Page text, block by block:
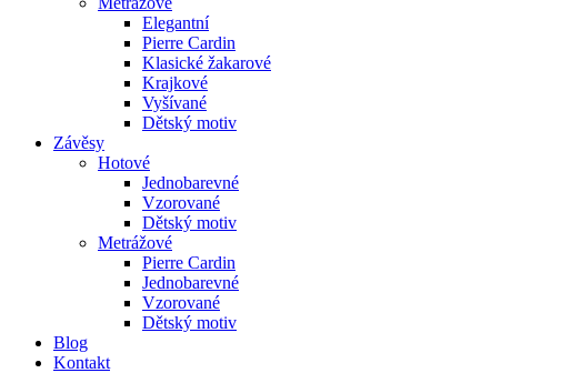
Elegantní
Pierre Cardin
Klasické žakarové
Krajkové
Vyšívané
Dětský motiv
Závěsy
Hotové
Jednobarevné
Vzorované
Dětský motiv
Metrážové
Pierre Cardin
Jednobarevné
Vzorované
Dětský motiv
Blog
Kontakt